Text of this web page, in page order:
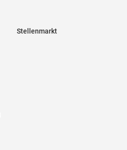
Stellenmarkt